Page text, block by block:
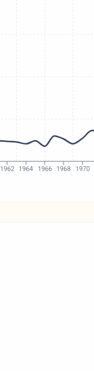
1962 1964 1966 1968 1970